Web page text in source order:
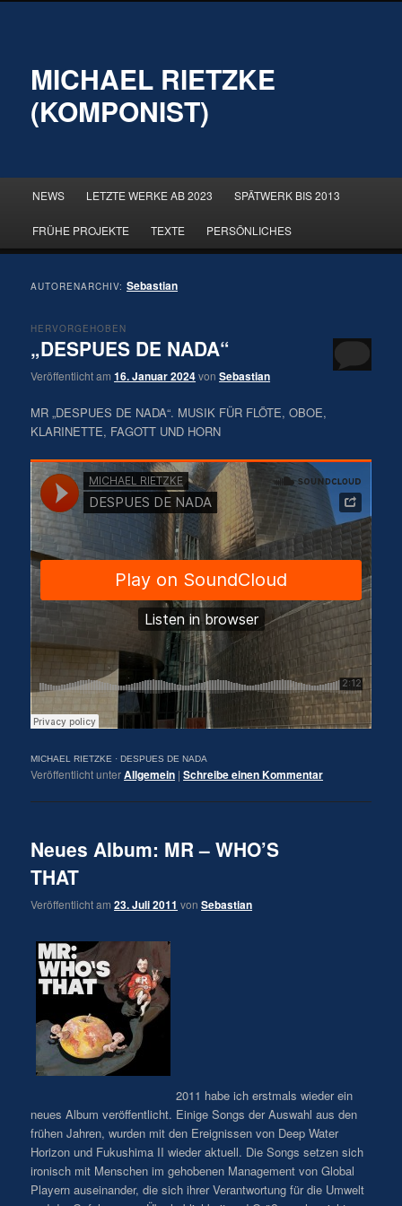
MICHAEL RIETZKE
(KOMPONIST)
Zum
primären
Zum
sekundären
NEWS LETZTE WERKE AB 2023 SPÄTWERK BIS 2013
FRÜHE PROJEKTE TEXTE PERSÖNLICHES
AUTORENARCHIV:Sebastian
„DESPUES DE NADA“
HERVORGEHOBEN
Veröffentlicht am16. Januar 2024vonSebastian
MR „DESPUES DE NADA“. MUSIK FÜR FLÖTE, OBOE,
KLARINETTE, FAGOTT UND HORN
MICHAEL RIETZKE ·DESPUES DE NADA
Veröffentlicht unterAllgemein |Schreibe einen Kommentar
Neues Album: MR – WHO’S
THAT
Veröffentlicht am23. Juli 2011 vonSebastian
2011 habe ich erstmals wieder ein
neues Album veröffentlicht. Einige Songs der Auswahl aus den
frühen Jahren, wurden mit den Ereignissen von Deep Water
Horizon und Fukushima II wieder aktuell. Die Songs setzen sich
ironisch mit Menschen im gehobenen Management von Global
Playern auseinander, die sich ihrer Verantwortung für die Umwelt